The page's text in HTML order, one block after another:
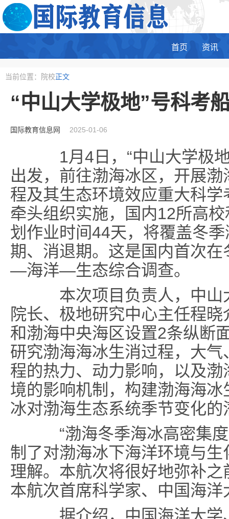
首页 资讯
当前位置：院校正文
“中山大学极地”号科考
国际教育信息网 2025-01-06
1月4日，“中山大学极地
出发，前往渤海冰区，开展
程及其生态环境效应重大科
牵头组织实施，国内12所高
划作业时间44天，将覆盖冬
期、消退期。这是国内首次
—海洋—生态综合调查。
本次项目负责人，中山
院长、极地研究中心主任程
和渤海中央海区设置2条纵断
研究渤海海冰生消过程，大
程的热力、动力影响，以及
境的影响机制，构建渤海海
冰对渤海生态系统季节变化的
“渤海冬季海冰高密集度
制了对渤海冰下海洋环境与
理解。本航次将很好地弥补
本航次首席科学家、中国海